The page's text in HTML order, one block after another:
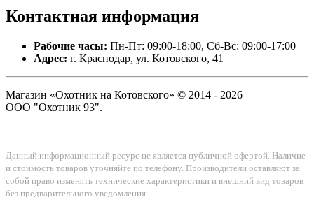
Контактная информация
Рабочие часы: Пн-Пт: 09:00-18:00, Сб-Вс: 09:00-17:00
Адрес: г. Краснодар, ул. Котовского, 41
Магазин «Охотник на Котовского» © 2014 - 2026
ООО "Охотник 93".
Данный информационный ресурс не является публичной офертой. Наличие
и стоимость товаров уточняйте по телефону. Производители оставляют за
собой право изменять технические характеристики и внешний вид товаров
без предварительного уведомления.